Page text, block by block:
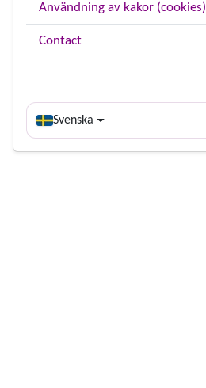
Användning av kakor (cookies)
Contact
Svenska